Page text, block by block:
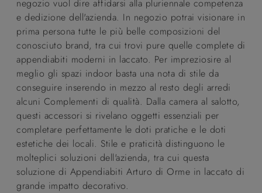
negozio vuol dire affidarsi alla pluriennale competenza
e dedizione dell'azienda. In negozio potrai visionare in
prima persona tutte le più belle composizioni del
conosciuto brand, tra cui trovi pure quelle complete di
appendiabiti moderni in laccato. Per impreziosire al
meglio gli spazi indoor basta una nota di stile da
conseguire inserendo in mezzo al resto degli arredi
alcuni Complementi di qualità. Dalla camera al salotto,
questi accessori si rivelano oggetti essenziali per
completare perfettamente le doti pratiche e le doti
estetiche dei locali. Stile e praticità distinguono le
molteplici soluzioni dell'azienda, tra cui questa
soluzione di Appendiabiti Arturo di Orme in laccato di
grande impatto decorativo.